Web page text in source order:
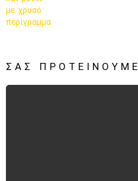
ΣΑΣ ΠΡΟΤΕΊΝΟΥΜΕ